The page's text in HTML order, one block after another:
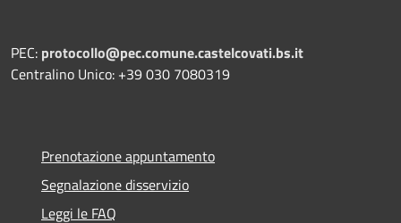
PEC: protocollo@pec.comune.castelcovati.bs.it
Centralino Unico: +39 030 7080319
Prenotazione appuntamento
Segnalazione disservizio
Leggi le FAQ